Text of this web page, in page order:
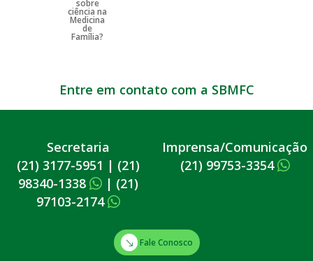
Entre em contato com a SBMFC
Secretaria
(21) 3177-5951 | (21)
98340-1338
| (21)
97103-2174
Imprensa/Comunicação
(21) 99753-3354
Fale Conosco